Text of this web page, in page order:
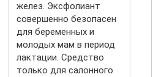
желез. Эксфолиант
совершенно безопасен
для беременных и
молодых мам в период
лактации. Средство
только для салонного